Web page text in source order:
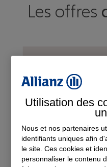
Les offres
Assurance Auto
France sans
Utilisation des
Nous et nos partenaires
identifiants uniques afin
le site. Ces cookies et
personnaliser le contenu